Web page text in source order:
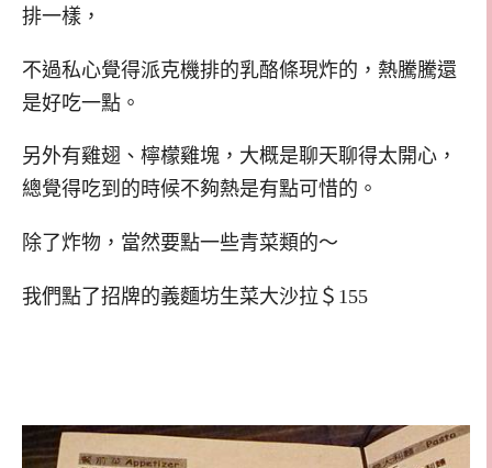
排一樣，
不過私心覺得派克機排的乳酪條現炸的，熱騰騰還
是好吃一點。
另外有雞翅、檸檬雞塊，大概是聊天聊得太開心，
總覺得吃到的時候不夠熱是有點可惜的。
除了炸物，當然要點一些青菜類的～
我們點了招牌的義麵坊生菜大沙拉＄155